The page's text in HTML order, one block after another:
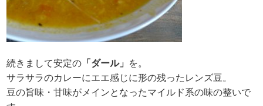
続きまして安定の 「ダール」
を。
サラサラのカレーにエエ感じに形の残ったレンズ豆。
豆の旨味・甘味がメインとなったマイルド系の味の整いで